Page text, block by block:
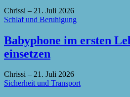
Chrissi – 21. Juli 2026
Schlaf und Beruhigung
Babyphone im ersten
einsetzen
Chrissi – 21. Juli 2026
Sicherheit und Transport